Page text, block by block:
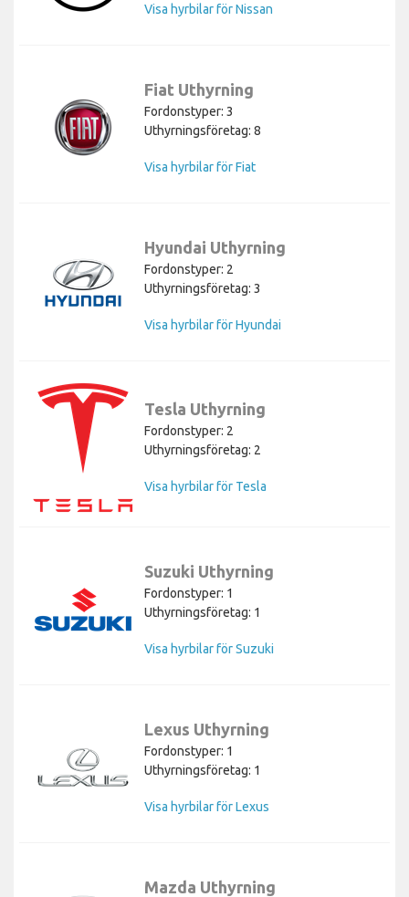
Visa hyrbilar för Nissan
Fiat Uthyrning
Fordonstyper: 3
Uthyrningsföretag: 8
Visa hyrbilar för Fiat
Hyundai Uthyrning
Fordonstyper: 2
Uthyrningsföretag: 3
Visa hyrbilar för Hyundai
Tesla Uthyrning
Fordonstyper: 2
Uthyrningsföretag: 2
Visa hyrbilar för Tesla
Suzuki Uthyrning
Fordonstyper: 1
Uthyrningsföretag: 1
Visa hyrbilar för Suzuki
Lexus Uthyrning
Fordonstyper: 1
Uthyrningsföretag: 1
Visa hyrbilar för Lexus
Mazda Uthyrning